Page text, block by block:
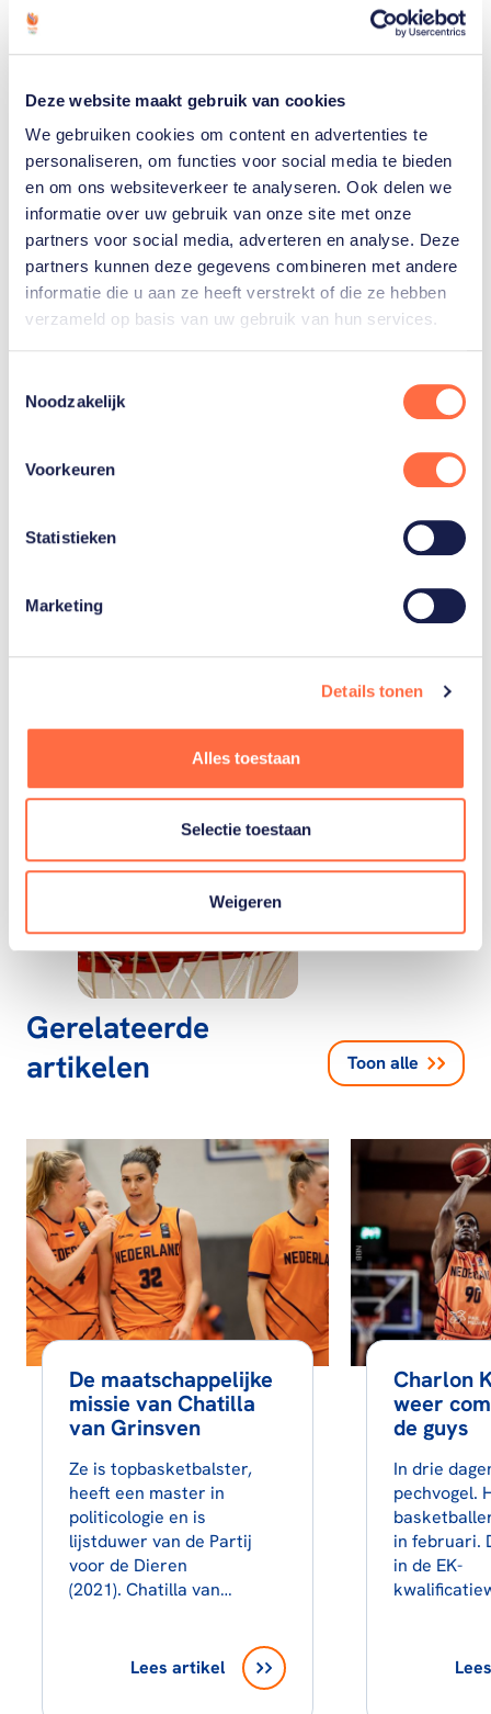
Deze website maakt gebruik van cookies
We gebruiken cookies om content en advertenties te
personaliseren, om functies voor social media te bieden
en om ons websiteverkeer te analyseren. Ook delen we
informatie over uw gebruik van onze site met onze
partners voor social media, adverteren en analyse. Deze
partners kunnen deze gegevens combineren met andere
informatie die u aan ze heeft verstrekt of die ze hebben
verzameld op basis van uw gebruik van hun services.
Noodzakelijk
Voorkeuren
Statistieken
Marketing
Details tonen
Alles toestaan
Selectie toestaan
Weigeren
Wil jij erbij zijn?
Koop dan hier je tickets!
Klik hier
Gerelateerde sporters
Gerelateerde
artikelen
Toon alle
De maatschappelijke
missie van Chatilla
van Grinsven
Ze is topbasketbalster,
heeft een master in
politicologie en is
lijstduwer van de Partij
voor de Dieren
(2021). Chatilla van…
Lees artikel
Charlon
weer
de guys
In drie
pechvogel.
in februari.
in de EK-